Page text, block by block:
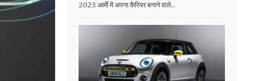
2023: आर्मी में अपना कैरियर बनाने वाले...